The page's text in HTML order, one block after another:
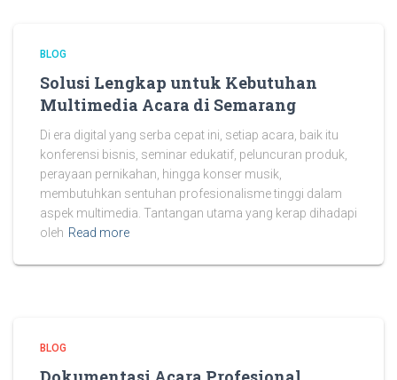
BLOG
Solusi Lengkap untuk Kebutuhan
Multimedia Acara di Semarang
Di era digital yang serba cepat ini, setiap acara, baik itu
konferensi bisnis, seminar edukatif, peluncuran produk,
perayaan pernikahan, hingga konser musik,
membutuhkan sentuhan profesionalisme tinggi dalam
aspek multimedia. Tantangan utama yang kerap dihadapi
oleh Read more
BLOG